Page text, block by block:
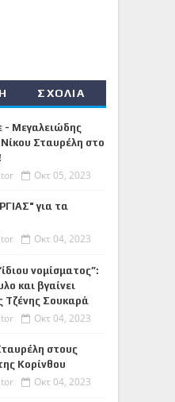
ΣΧΟΛΙΑ
- Μεγαλειώδης
Σταυρέλη στο
Οκτ 05, 2023
για τα
Οκτ 04, 2023
νομίσματος”:
και βγαίνει
Τζένης Σουκαρά
Οκτ 04, 2023
στους
Κορίνθου
Οκτ 04, 2023